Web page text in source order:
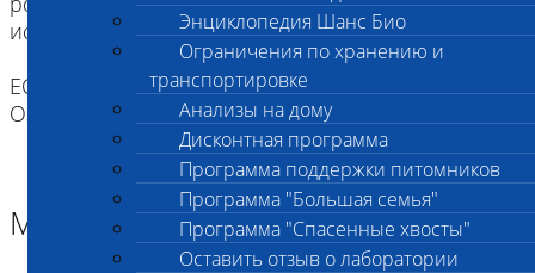
Энциклопедия Шанс Био
Ограничения по хранению и
транспортировке
Анализы на дому
Дисконтная программа
Программа поддержки питомников
Программа "Большая семья"
Программа "Спасенные хвосты"
Оставить отзыв о лаборатории
использовать шприц).
ЕСЛИ ВЫ ДОСТАВЛЯЕТЕ ТОЛЬКО МАТЕРИАЛ,
ОЗНАКОМТЕСЬ С ИНСТРУКЦИЕЙ
Материал